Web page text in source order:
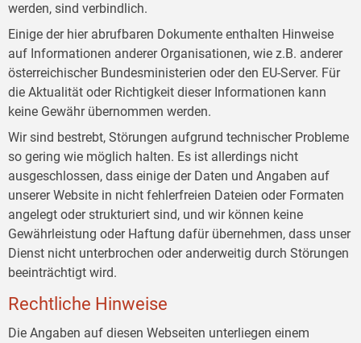
werden, sind verbindlich.
Einige der hier abrufbaren Dokumente enthalten Hinweise
auf Informationen anderer Organisationen, wie z.B. anderer
österreichischer Bundesministerien oder den EU-Server. Für
die Aktualität oder Richtigkeit dieser Informationen kann
keine Gewähr übernommen werden.
Wir sind bestrebt, Störungen aufgrund technischer Probleme
so gering wie möglich halten. Es ist allerdings nicht
ausgeschlossen, dass einige der Daten und Angaben auf
unserer Website in nicht fehlerfreien Dateien oder Formaten
angelegt oder strukturiert sind, und wir können keine
Gewährleistung oder Haftung dafür übernehmen, dass unser
Dienst nicht unterbrochen oder anderweitig durch Störungen
beeinträchtigt wird.
Rechtliche Hinweise
Die Angaben auf diesen Webseiten unterliegen einem